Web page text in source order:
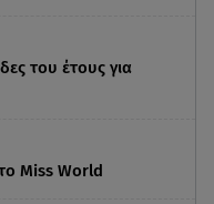
του έτους για
Miss World